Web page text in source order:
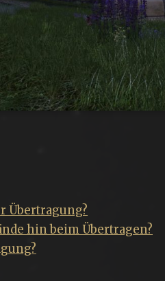
Übertragung?
hin beim Übertragen?